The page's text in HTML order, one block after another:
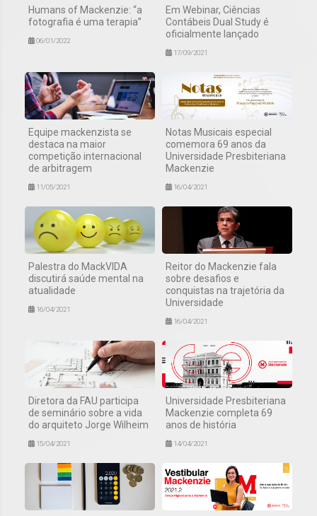
Humans of Mackenzie: “a
fotografia é uma terapia”
06/01/2022
Em Webinar, Ciências
Contábeis Dual Study é
oficialmente lançado
17/09/2021
Equipe mackenzista se
destaca na maior
competição internacional
de arbitragem
11/05/2021
Notas Musicais especial
comemora 69 anos da
Universidade Presbiteriana
Mackenzie
16/04/2021
Palestra do MackVIDA
discutirá saúde mental na
atualidade
16/04/2021
Reitor do Mackenzie fala
sobre desafios e
conquistas na trajetória da
Universidade
16/04/2021
Diretora da FAU participa
de seminário sobre a vida
do arquiteto Jorge Wilheim
15/04/2021
Universidade Presbiteriana
Mackenzie completa 69
anos de história
14/04/2021